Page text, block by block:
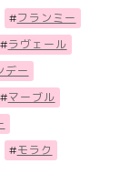
#フランミー
#ラヴェール
デー
#マーブル
#モラク